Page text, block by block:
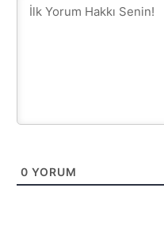
0 YORUM